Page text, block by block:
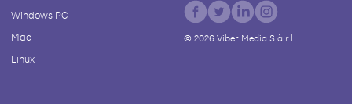
Windows PC
Mac
Linux
© 2026Viber Media S.à r.l.